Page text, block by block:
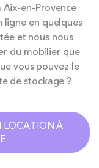
Aix-en-Provence
ligne en quelques
et nous nous
du mobilier que
vous pouvez le
de stockage ?
LOCATION À